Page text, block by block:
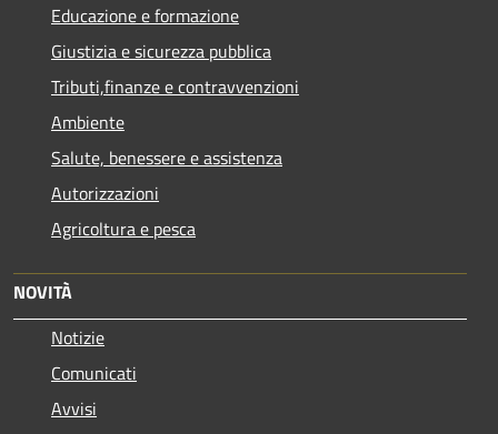
Educazione e formazione
Giustizia e sicurezza pubblica
Tributi,finanze e contravvenzioni
Ambiente
Salute, benessere e assistenza
Autorizzazioni
Agricoltura e pesca
NOVITÀ
Notizie
Comunicati
Avvisi